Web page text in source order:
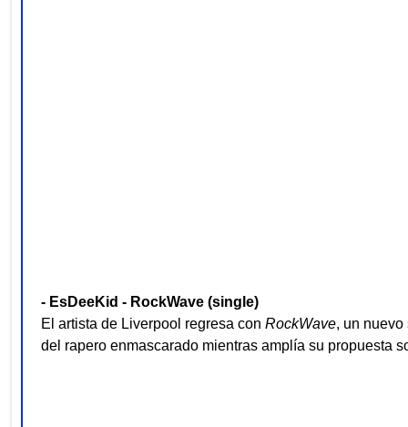
- EsDeeKid - RockWave (single)
El artista de Liverpool regresa con RockWave, un
del rapero enmascarado mientras amplía su propuesta